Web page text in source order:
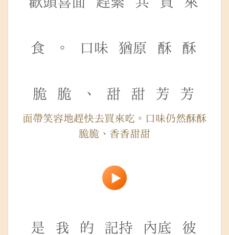
食 。 口味 猶原 酥 酥
脆 脆 、 甜 甜 芳 芳
面帶笑容地趕快去買來吃。口味仍然酥酥
脆脆、香香甜甜
是 我 的 記持 內底 彼